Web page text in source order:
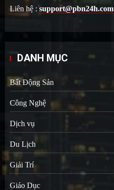
Liên hệ :support@pbn24h.com
DANH MỤC
Bất Động Sản
Công Nghệ
Dịch vụ
Du Lịch
Giải Trí
Giáo Dục